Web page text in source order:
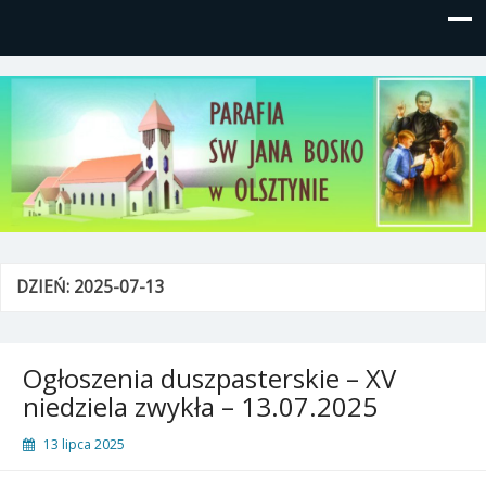
Parafia św, Jana Bosko w
Olsztynie
Gutkowo, ul. Żółkiewskiego 1
DZIEŃ: 2025-07-13
Ogłoszenia duszpasterskie – XV
niedziela zwykła – 13.07.2025
13 lipca 2025